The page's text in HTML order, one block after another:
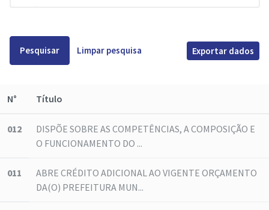
Pesquisar Limpar pesquisa Exportar dados
N° Título
012
DISPÕE SOBRE AS COMPETÊNCIAS, A COMPOSIÇÃO E
O FUNCIONAMENTO DO ...
011
ABRE CRÉDITO ADICIONAL AO VIGENTE ORÇAMENTO
DA(O) PREFEITURA MUN...